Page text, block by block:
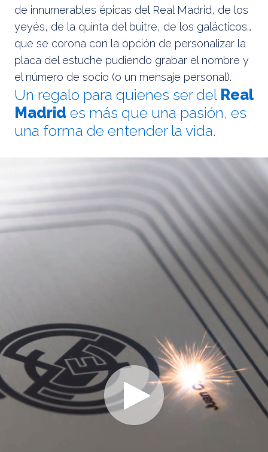
de innumerables épicas del Real Madrid, de los
yeyés, de la quinta del buitre, de los galácticos…
que se corona con la opción de personalizar la
placa del estuche pudiendo grabar el nombre y
el número de socio (o un mensaje personal).
Un regalo para quienes ser del Real
Madrid es más que una pasión, es
una forma de entender la vida.